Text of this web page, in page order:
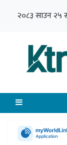
२०८३ साउन २५